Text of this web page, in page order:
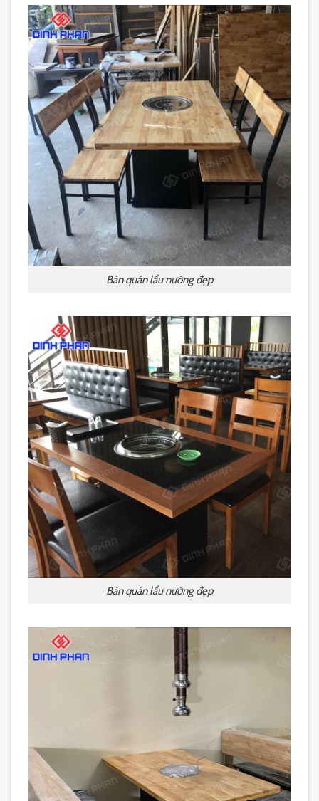
Bàn quán lẩu nướng đẹp
Bàn quán lẩu nướng đẹp